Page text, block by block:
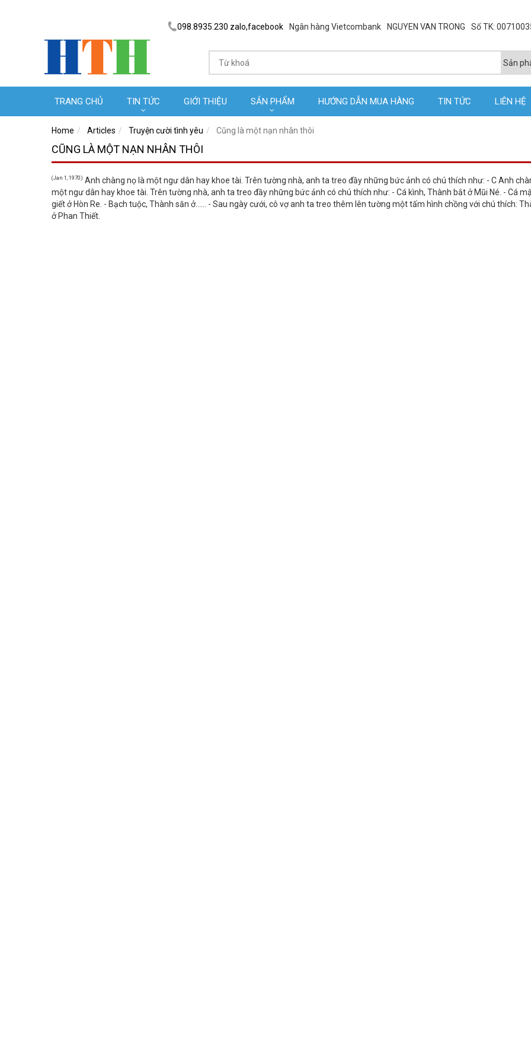
098.8935.230 zalo,facebook Ngân hàng Vietcombank NGUYEN VAN TRONG Số TK:
TRANG CHỦ TIN TỨC GIỚI THIỆU SẢN PHẨM HƯỚNG DẪN MUA HÀNG TIN TỨC LIÊN HỆ
Home Articles Truyện cười tình yêu Cũng là một nạn nhân thôi
CŨNG LÀ MỘT NẠN NHÂN THÔI
(Jan 1, 1970) Anh chàng nọ là một ngư dân hay khoe tài. Trên tường nhà, anh ta treo đầy những bức ảnh có chú thích như: - C Anh
một ngư dân hay khoe tài. Trên tường nhà, anh ta treo đầy những bức ảnh có chú thích như: - Cá kình, Thành bắt ở Mũi Né. - Cá
giết ở Hòn Re. - Bạch tuộc, Thành săn ở...... - Sau ngày cưới, cô vợ anh ta treo thêm lên tường một tấm hình chồng với chú thích:
ở Phan Thiết.